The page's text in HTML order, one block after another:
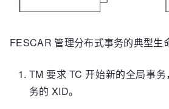
FESCAR 管理分布式事务的典型生
TM 要求 TC 开始新的全局事
务的 XID。